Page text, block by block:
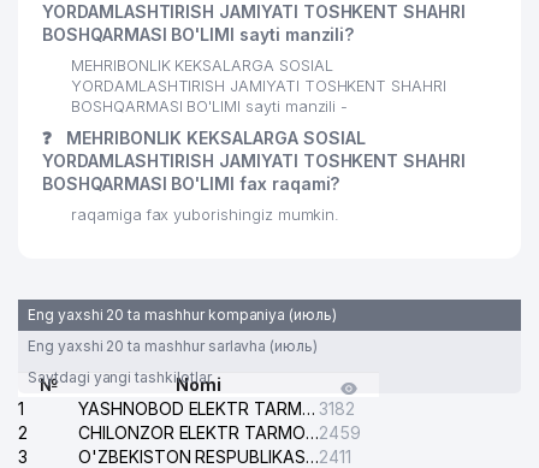
YORDAMLASHTIRISH JAMIYATI TOSHKENT SHAHRI
BOSHQARMASI BO'LIMI sayti manzili?
MEHRIBONLIK KEKSALARGA SOSIAL
YORDAMLASHTIRISH JAMIYATI TOSHKENT SHAHRI
BOSHQARMASI BO'LIMI sayti manzili -
❓
MEHRIBONLIK KEKSALARGA SOSIAL
YORDAMLASHTIRISH JAMIYATI TOSHKENT SHAHRI
BOSHQARMASI BO'LIMI fax raqami?
raqamiga fax yuborishingiz mumkin.
Eng yaxshi 20 ta mashhur kompaniya (июль)
Eng yaxshi 20 ta mashhur sarlavha (июль)
Saytdagi yangi tashkilotlar
№
Nomi
1
YASHNOBOD ELEKTR TARMOG'I NOSOZLIKLARI XIZMATI 3182
2
CHILONZOR ELEKTR TARMOG'I NOSOZLIK XIZMATI2459
3
O'ZBEKISTON RESPUBLIKASI BOSH PROKURATURASI ISHONCH TELEFONI2411